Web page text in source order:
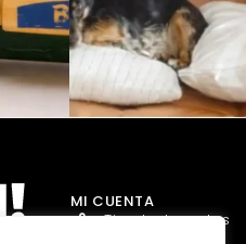
MI CUENTA
Tienda Juguetes